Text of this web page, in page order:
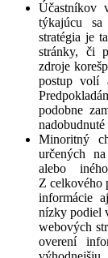
Účastníkov
týkajúcu sa
stratégia je
stránky, či
zdroje
postup volí
podobne
Minoritný
určených
alebo
Z celkového
informácie
nízky podiel
webových
overení